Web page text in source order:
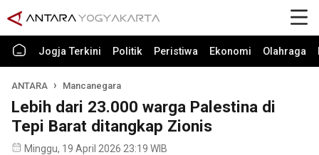
Jogja Terkini Politik Peristiwa Ekonomi Olahraga
ANTARA Mancanegara
Lebih dari 23.000 warga Palestina di
Tepi Barat ditangkap Zionis
Minggu, 19 April 2026 23:19 WIB